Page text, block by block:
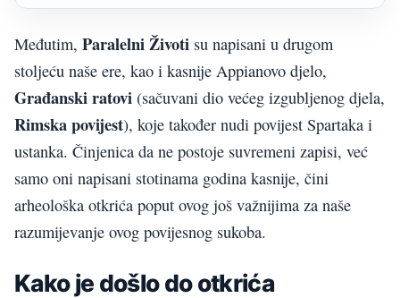
Međutim, Paralelni Životi su napisani u drugom
stoljeću naše ere, kao i kasnije Appianovo djelo,
Građanski ratovi (sačuvani dio većeg izgubljenog djela,
Rimska povijest), koje također nudi povijest Spartaka i
ustanka. Činjenica da ne postoje suvremeni zapisi, već
samo oni napisani stotinama godina kasnije, čini
arheološka otkrića poput ovog još važnijima za naše
razumijevanje ovog povijesnog sukoba.
Kako je došlo do otkrića